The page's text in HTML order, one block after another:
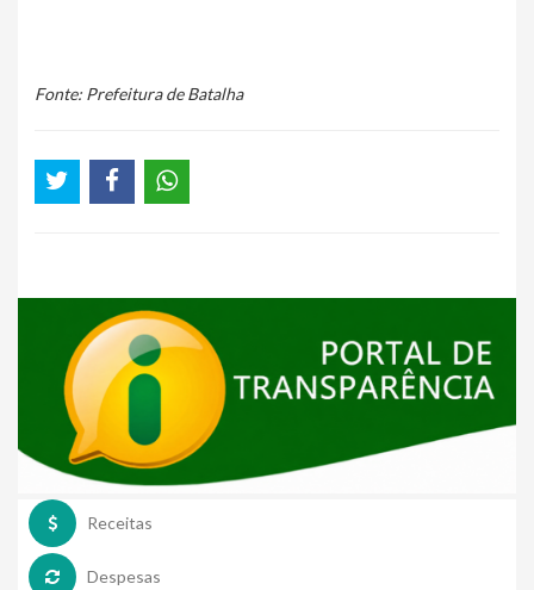
Fonte: Prefeitura de Batalha
Receitas
Despesas